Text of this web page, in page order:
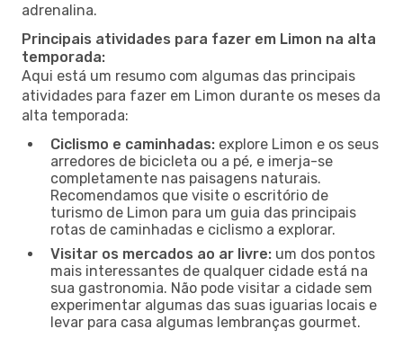
adrenalina.
Principais atividades para fazer em Limon na alta
temporada:
Aqui está um resumo com algumas das principais
atividades para fazer em Limon durante os meses da
alta temporada:
Ciclismo e caminhadas: explore Limon e os seus
arredores de bicicleta ou a pé, e imerja-se
completamente nas paisagens naturais.
Recomendamos que visite o escritório de
turismo de Limon para um guia das principais
rotas de caminhadas e ciclismo a explorar.
Visitar os mercados ao ar livre: um dos pontos
mais interessantes de qualquer cidade está na
sua gastronomia. Não pode visitar a cidade sem
experimentar algumas das suas iguarias locais e
levar para casa algumas lembranças gourmet.